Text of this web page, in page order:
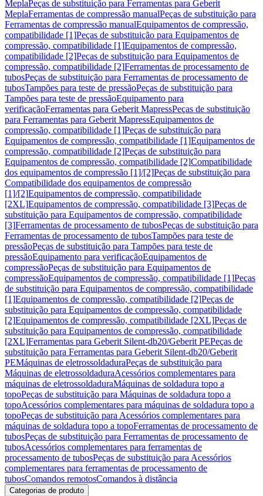
MeplaPeças de substituição para Ferramentas para Geberit
MeplaFerramentas de compressão manualPeças de substituição para
Ferramentas de compressão manualEquipamentos de compressão,
compatibilidade [1]Peças de substituição para Equipamentos de
compressão, compatibilidade [1]Equipamentos de compressão,
compatibilidade [2]Peças de substituição para Equipamentos de
compressão, compatibilidade [2]Ferramentas de processamento de
tubosPeças de substituição para Ferramentas de processamento de
tubosTampões para teste de pressãoPeças de substituição para
Tampões para teste de pressãoEquipamento para
verificaçãoFerramentas para Geberit MapressPeças de substituição
para Ferramentas para Geberit MapressEquipamentos de
compressão, compatibilidade [1]Peças de substituição para
Equipamentos de compressão, compatibilidade [1]Equipamentos de
compressão, compatibilidade [2]Peças de substituição para
Equipamentos de compressão, compatibilidade [2]Compatibilidade
dos equipamentos de compressão [1]/[2]Peças de substituição para
Compatibilidade dos equipamentos de compressão
[1]/[2]Equipamentos de compressão, compatibilidade
[2XL]Equipamentos de compressão, compatibilidade [3]Peças de
substituição para Equipamentos de compressão, compatibilidade
[3]Ferramentas de processamento de tubosPeças de substituição para
Ferramentas de processamento de tubosTampões para teste de
pressãoPeças de substituição para Tampões para teste de
pressãoEquipamento para verificaçãoEquipamentos de
compressãoPeças de substituição para Equipamentos de
compressãoEquipamentos de compressão, compatibilidade [1]Peças
de substituição para Equipamentos de compressão, compatibilidade
[1]Equipamentos de compressão, compatibilidade [2]Peças de
substituição para Equipamentos de compressão, compatibilidade
[2]Equipamentos de compressão, compatibilidade [2XL]Peças de
substituição para Equipamentos de compressão, compatibilidade
[2XL]Ferramentas para Geberit Silent-db20/Geberit PEPeças de
substituição para Ferramentas para Geberit Silent-db20/Geberit
PEMáquinas de eletrossoldaduraPeças de substituição para
Máquinas de eletrossoldaduraAcessórios complementares para
máquinas de eletrossoldaduraMáquinas de soldadura topo a
topoPeças de substituição para Máquinas de soldadura topo a
topoAcessórios complementares para máquinas de soldadura topo a
topoPeças de substituição para Acessórios complementares para
máquinas de soldadura topo a topoFerramentas de processamento de
tubosPeças de substituição para Ferramentas de processamento de
tubosAcessórios complementares para ferramentas de
processamento de tubosPeças de substituição para Acessórios
complementares para ferramentas de processamento de
tubosComandos remotosComandos à distância
Categorias de produto